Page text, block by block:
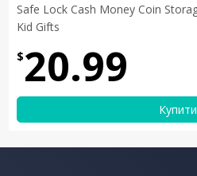
Safe Lock Cash Money Coin
Kid Gifts
$20.99
Купити